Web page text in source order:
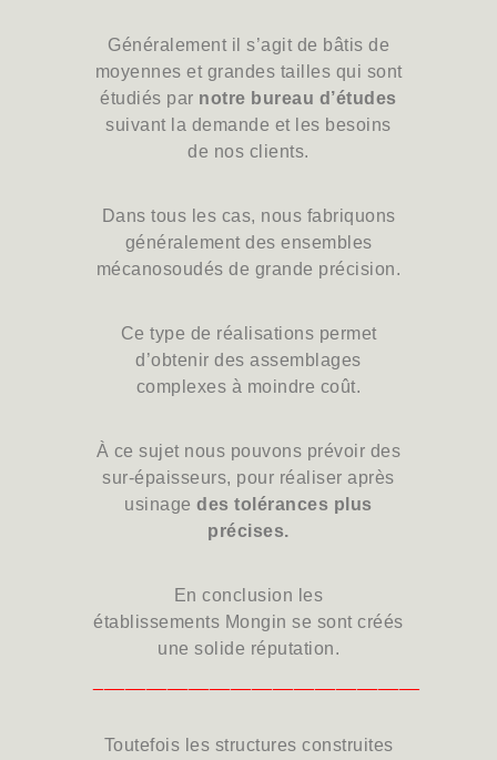
Généralement il s’agit de bâtis de
moyennes et grandes tailles qui sont
étudiés par notre bureau d’études
suivant la demande et les besoins
de nos clients.
Dans tous les cas, nous fabriquons
généralement des ensembles
mécanosoudésde grande précision.
Ce type de réalisations permet
d’obtenir des assemblages
complexes à moindre coût.
À ce sujet nous pouvons prévoir des
sur-épaisseurs, pour réaliser après
usinagedes tolérances plus
précises.
En conclusion les
établissements Mongin se sont créés
une solide réputation.
Toutefois les structures construites